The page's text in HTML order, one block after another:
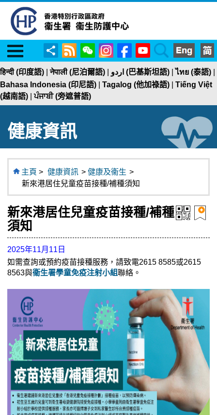
Menu
分
享
RSS WeChatInstagramFacebookYouTubeSearch
हिन्दी (印度語) |नेपाली (尼泊爾語) اردو (巴基斯坦語) |ไทย (泰語)
Bahasa Indonesia (印尼語)
Tagalog (他加祿語)
Tiếng Việt
(越南語) |ਪੰਜਾਬੀ (旁遮普語)
健康資訊
主頁 > 健康資訊 > 健康及衞生 >
新來港居住兒童疫苗接種/補種須知
新來港居住兒童疫苗接種/補種
須知
2025年11月11日
如需查詢或預約疫苗接種服務，請致電2615 8585或2615
8563與衞生署學童免疫注射小組聯絡。